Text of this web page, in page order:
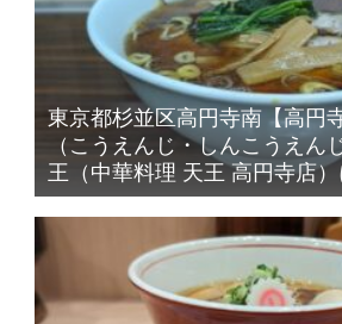
東京都杉並区高円寺南【高円
（こうえんじ・しんこうえん
王（中華料理 天王 高円寺店